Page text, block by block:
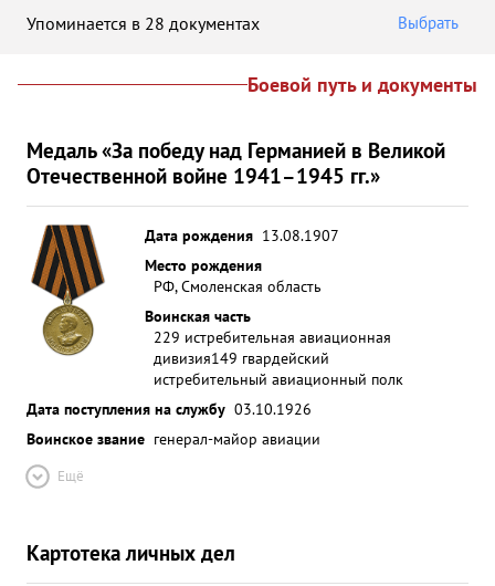
Упоминается в 28 документах Выбрать
Боевой путь и документы
Медаль «За победу над Германией в Великой
Отечественной войне 1941–1945 гг.»
Дата рождения 13.08.1907
Место рождения
РФ, Смоленская область
Воинская часть
229 истребительная авиационная
дивизия149 гвардейский
истребительный авиационный полк
Дата поступления на службу 03.10.1926
Воинское звание генерал-майор авиации
Ещё
Картотека личных дел